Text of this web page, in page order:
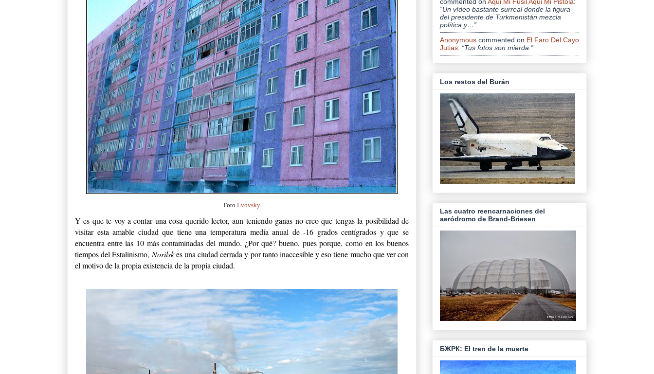
Foto Lvovsky
Y es que te voy a contar una cosa querido lector, aun teniendo ganas no creo que tengas la posibilidad de
visitar esta amable ciudad que tiene una temperatura media anual de -16 grados centígrados y que se
encuentra entre las 10 más contaminadas del mundo. ¿Por qué? bueno, pues porque, como en los buenos
tiempos del Estalinismo, Norilskes una ciudad cerrada y por tanto inaccesible y eso tiene mucho que ver con
el motivo de la propia existencia de la propia ciudad.
commented on Aqui Mi Fusil Aqui Mi Pistola:
“Un vídeo bastante surreal donde la figura
del presidente de Turkmenistán mezcla
política y…”
Anonymous commented on El Faro Del Cayo
Jutias: “Tus fotos son mierda.”
Los restos del Burán
Las cuatro reencarnaciones del
aeródromo de Brand-Briesen
БЖРК: El tren de la muerte